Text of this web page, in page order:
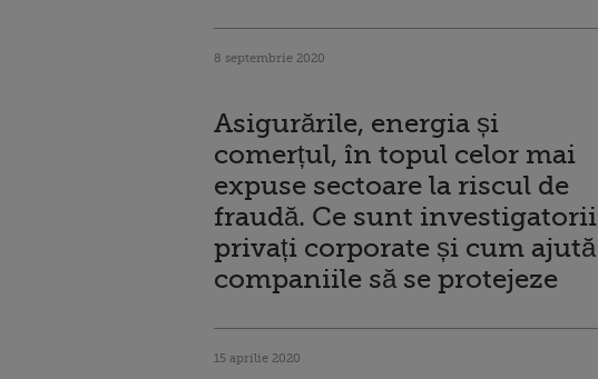
8 septembrie 2020
Asigurările, energia și
comerțul, în topul celor mai
expuse sectoare la riscul de
fraudă. Ce sunt investigatorii
privați corporate și cum ajută
companiile să se protejeze
15 aprilie 2020